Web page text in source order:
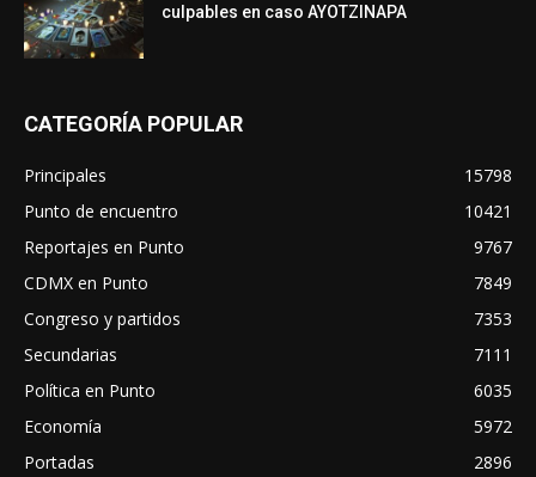
culpables en caso AYOTZINAPA
CATEGORÍA POPULAR
Principales
15798
Punto de encuentro
10421
Reportajes en Punto
9767
CDMX en Punto
7849
Congreso y partidos
7353
Secundarias
7111
Política en Punto
6035
Economía
5972
Portadas
2896